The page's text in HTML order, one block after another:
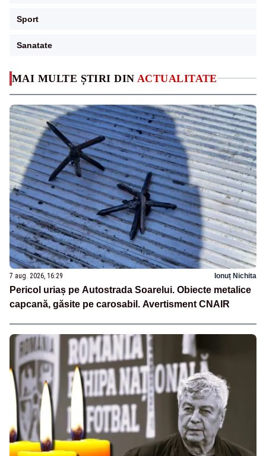
MAI MULTE ȘTIRI DIN ACTUALITATE
7 aug. 2026, 16:29 Ionuț Nichita
Pericol uriaș pe Autostrada Soarelui. Obiecte metalice
capcană, găsite pe carosabil. Avertisment CNAIR
Sport
Sanatate